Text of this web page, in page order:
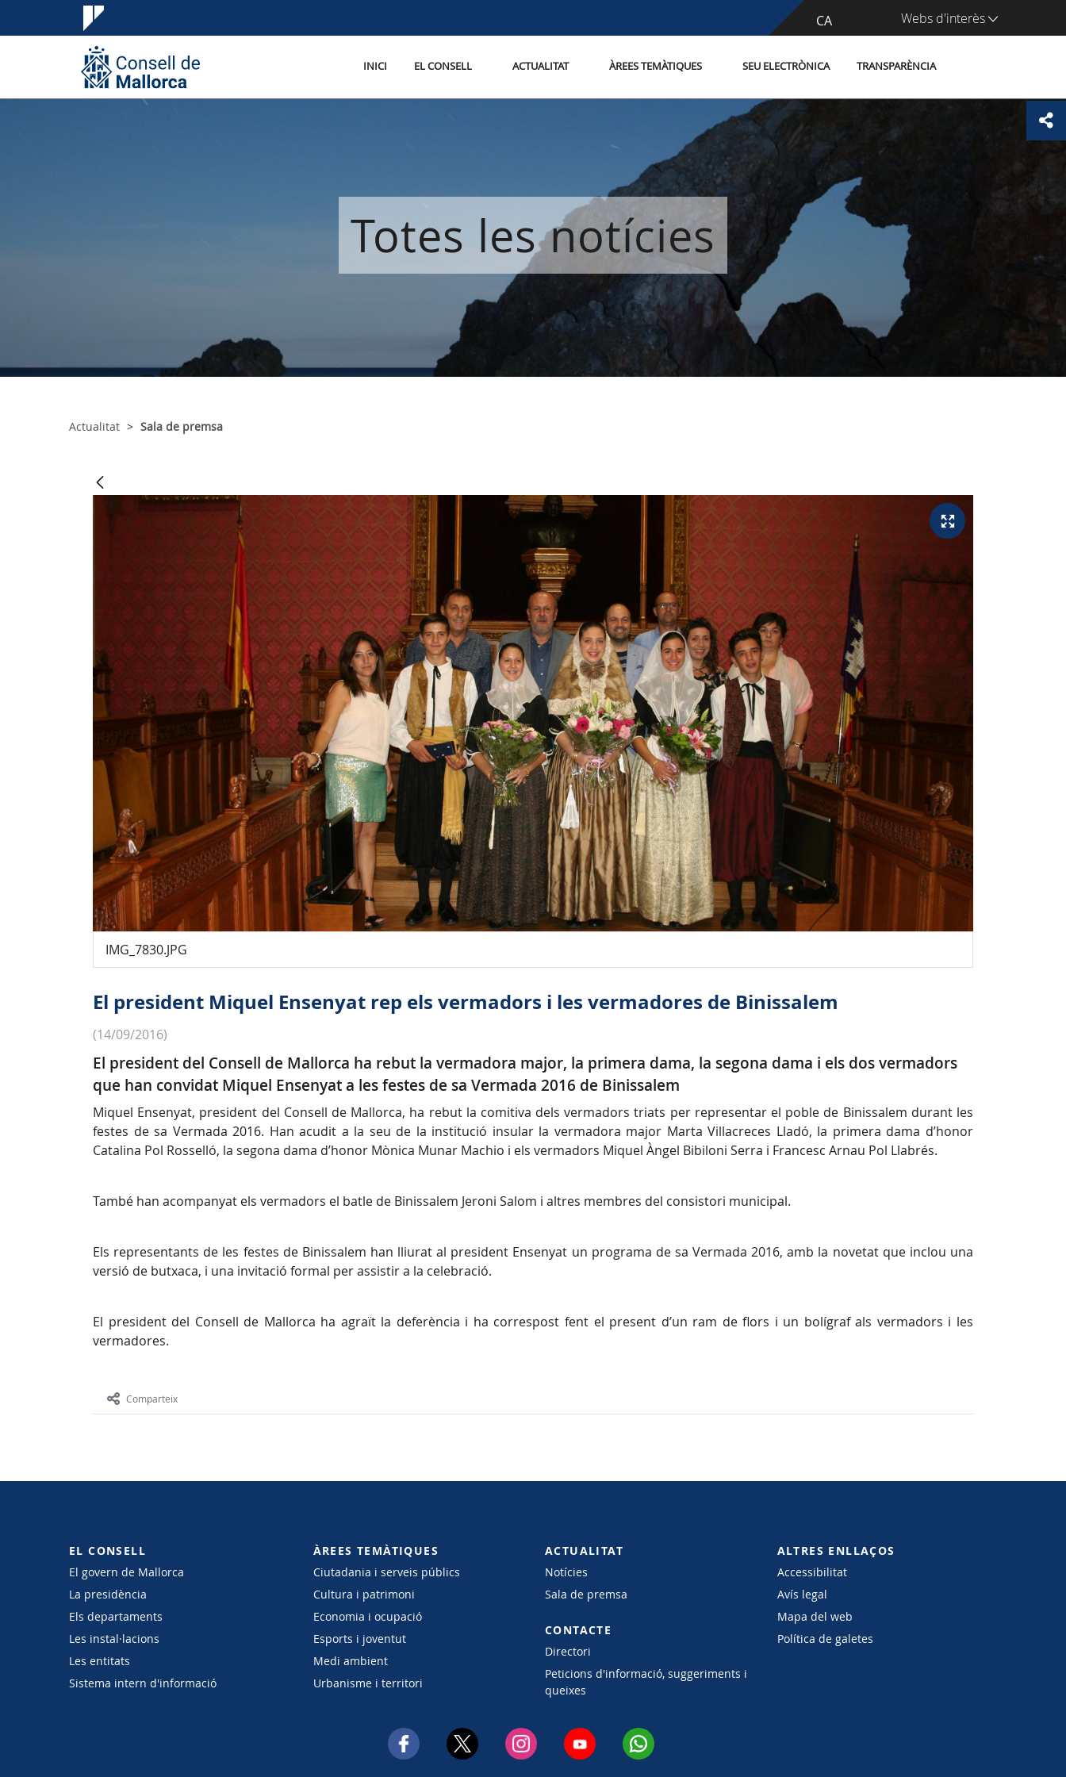
CA
ES Webs d'interès
INICI EL CONSELL ACTUALITAT ÀREES TEMÀTIQUES SEU ELECTRÒNICA TRANSPARÈNCIA
Totes les notícies
Actualitat Sala de premsa
IMG_7830.JPG
El president Miquel Ensenyat rep els vermadors i les vermadores de Binissalem
(14/09/2016)
El president del Consell de Mallorca ha rebut la vermadora major, la primera dama, la segona dama i els dos vermadors
que han convidat Miquel Ensenyat a les festes de sa Vermada 2016 de Binissalem
Miquel Ensenyat, president del Consell de Mallorca, ha rebut la comitiva dels vermadors triats per representar el poble de Binissalem durant les
festes de sa Vermada 2016. Han acudit a la seu de la institució insular la vermadora major Marta Villacreces Lladó, la primera dama d’honor
Catalina Pol Rosselló, la segona dama d’honor Mònica Munar Machio i els vermadors Miquel Àngel Bibiloni Serra i Francesc Arnau Pol Llabrés.
També han acompanyat els vermadors el batle de Binissalem Jeroni Salom i altres membres del consistori municipal.
Els representants de les festes de Binissalem han lliurat al president Ensenyat un programa de sa Vermada 2016, amb la novetat que inclou una
versió de butxaca, i una invitació formal per assistir a la celebració.
El president del Consell de Mallorca ha agraït la deferència i ha correspost fent el present d’un ram de flors i un bolígraf als vermadors i les
vermadores.
Comparteix
EL CONSELL
El govern de Mallorca
La presidència
Els departaments
Les instal·lacions
Les entitats
Sistema intern d'informació
ÀREES TEMÀTIQUES
Ciutadania i serveis públics
Cultura i patrimoni
Economia i ocupació
Esports i joventut
Medi ambient
Urbanisme i territori
ACTUALITAT
Notícies
Sala de premsa
CONTACTE
Directori
Peticions d'informació, suggeriments i
queixes
ALTRES ENLLAÇOS
Accessibilitat
Avís legal
Mapa del web
Política de galetes